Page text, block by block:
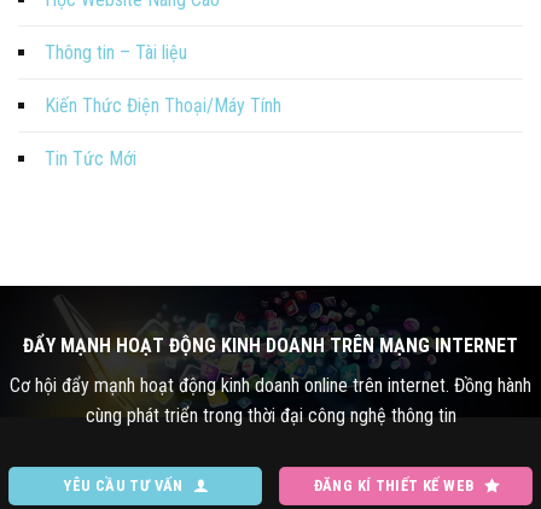
Thông tin – Tài liệu
Kiến Thức Điện Thoại/Máy Tính
Tin Tức Mới
ĐẨY MẠNH HOẠT ĐỘNG KINH DOANH TRÊN MẠNG INTERNET
Cơ hội đẩy mạnh hoạt động kinh doanh online trên internet. Đồng hành
cùng phát triển trong thời đại công nghệ thông tin
YÊU CẦU TƯ VẤN ĐĂNG KÍ THIẾT KẾ WEB